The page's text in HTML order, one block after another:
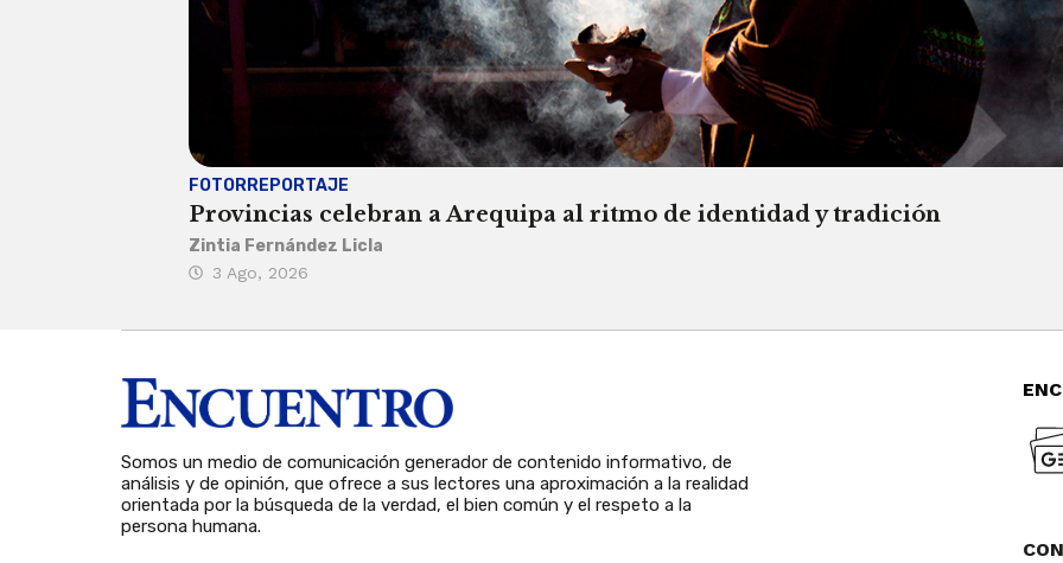
FOTORREPORTAJE
Provincias celebran a Arequipa al ritmo de identidad y tradición
Zintia Fernández Licla
3 Ago, 2026
Somos un medio de comunicación generador de contenido informativo, de
análisis y de opinión, que ofrece a sus lectores una aproximación a la realidad
orientada por la búsqueda de la verdad, el bien común y el respeto a la
persona humana.